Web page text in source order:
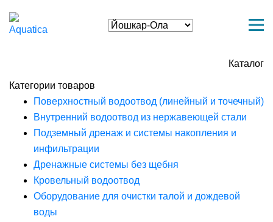
Каталог
Категории товаров
Поверхностный водоотвод (линейный и точечный)
Внутренний водоотвод из нержавеющей стали
Подземный дренаж и системы накопления и
инфильтрации
Дренажные системы без щебня
Кровельный водоотвод
Оборудование для очистки талой и дождевой
воды